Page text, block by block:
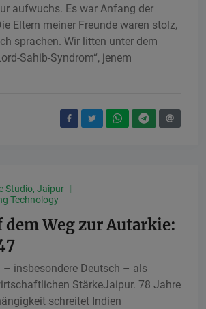
aufwuchs. Es war Anfang der
Eltern meiner Freunde waren stolz,
sprachen. Wir litten unter dem
Sahib-Syndrom“, jenem
Studio, Jaipur
Technology
Weg zur Autarkie:
– insbesondere Deutsch – als
StärkeJaipur. 78 Jahre
schreitet Indien